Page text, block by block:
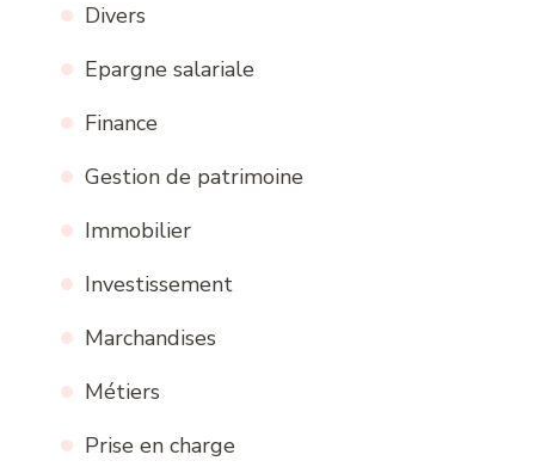
Divers
Epargne salariale
Finance
Gestion de patrimoine
Immobilier
Investissement
Marchandises
Métiers
Prise en charge